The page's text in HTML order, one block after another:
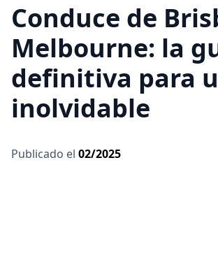
Conduce de
Melbourne: la
definitiva para
inolvidable
Publicado el 02/2025